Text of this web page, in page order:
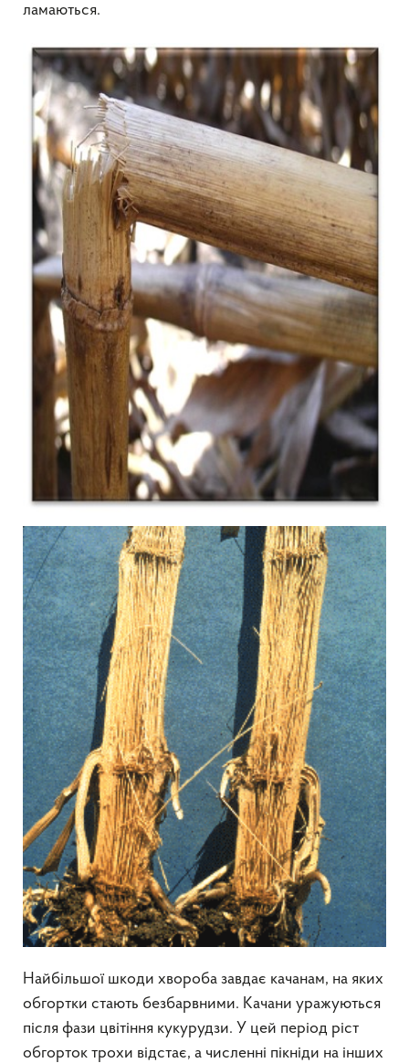
ламаються.
Найбільшої шкоди хвороба завдає качанам, на яких
обгортки стають безбарвними. Качани уражуються
після фази цвітіння кукурудзи. У цей період ріст
обгорток трохи відстає, а численні пікніди на інших